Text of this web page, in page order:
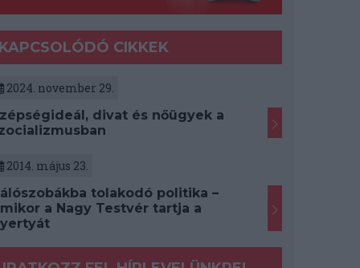
KAPCSOLÓDÓ CIKKEK
2024. november 29.
divat és nőügyek a
2014. május 23.
tolakodó politika –
a Nagy Testvér tartja a